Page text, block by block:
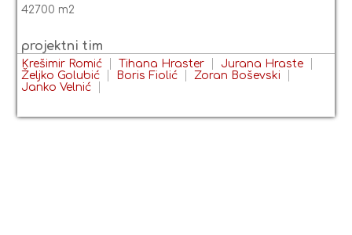
42700 m2
projektni tim
Krešimir Romić Tihana Hraster
Jurana Hraste
Željko Golubić
Boris Fiolić
Zoran Boševski
Janko Velnić